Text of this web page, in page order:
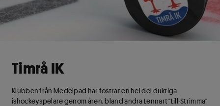
Timrå IK
Klubben från Medelpad har fostrat en hel del duktiga
ishockeyspelare genom åren, bland andra Lennart "Lill-Strimma"